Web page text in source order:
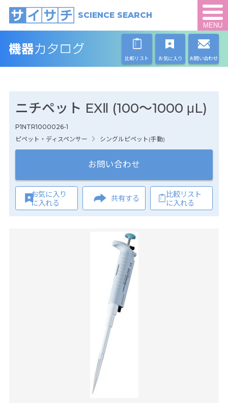
SCIENCE SEARCH
MENU
比較リスト お気に入り お問い合わせ
ニチペット EXⅡ (100～1000 μL)
P1NTR1000026-1
ピペット・ディスペンサー
シングルピペット(手動)
お問い合わせ
お気に入り
に入れる
共有する
比較リスト
に入れる